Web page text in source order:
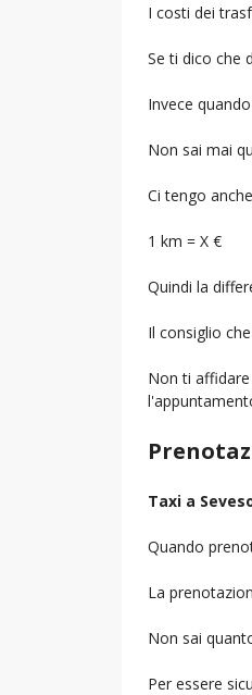
I costi dei
Se ti dico che
Invece
Non sai mai
Ci tengo
1 km = X €
Quindi la
Il consiglio
Non ti
Taxi a
Quando
La
Non sai
Per essere